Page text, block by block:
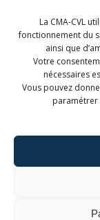
La CMA-CVL
fonctionnement du
ainsi que
Votre
nécessaires
Vous pouvez
paramétrer
CMA
Métiers et